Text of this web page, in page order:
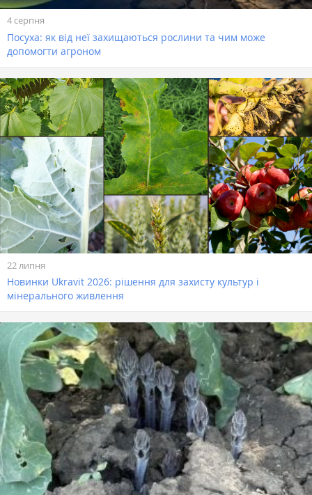
4 серпня
Посуха: як від неї захищаються рослини та чим може
допомогти агроном
22 липня
Новинки Ukravit 2026: рішення для захисту культур і
мінерального живлення